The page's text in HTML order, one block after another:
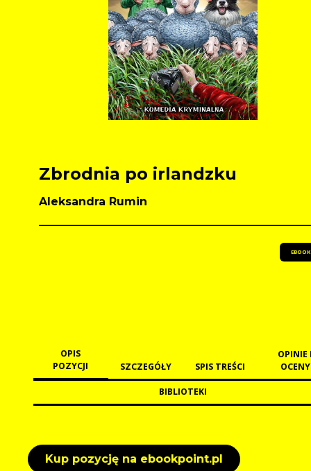
Zbrodnia po irlandzku
Aleksandra Rumin
EBOOK
OPIS
POZYCJI
SZCZEGÓŁY SPIS TREŚCI
OPINIE
OCENY
BIBLIOTEKI
Kup pozycję na ebookpoint.pl